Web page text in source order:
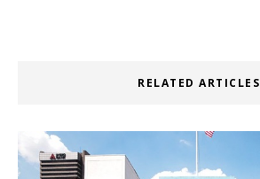
RELATED ARTICLES